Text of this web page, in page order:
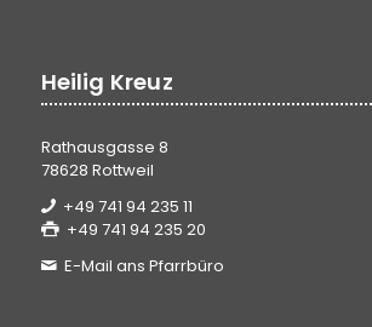
Heilig Kreuz
Rathausgasse 8
78628 Rottweil
+49 741 94 235 11
+49 741 94 235 20
E-Mail ans Pfarrbüro